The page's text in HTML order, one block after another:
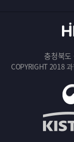
충청북도
COPYRIGHT 2018